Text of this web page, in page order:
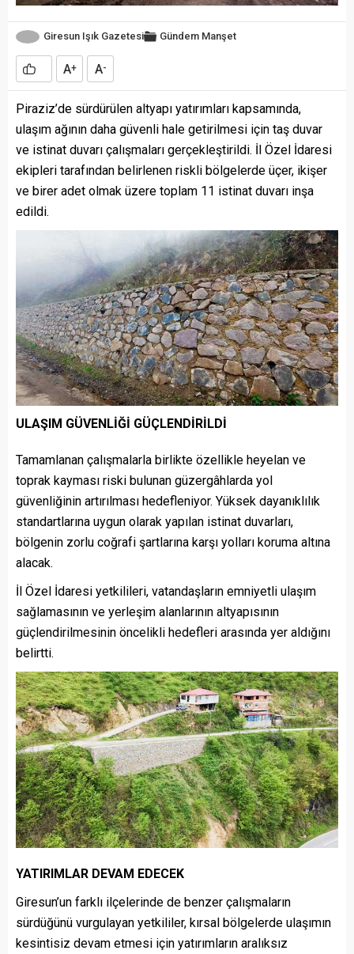
Giresun Işık Gazetesi Gündem Manşet
A+ A-
Piraziz’de sürdürülen altyapı yatırımları kapsamında,
ulaşım ağının daha güvenli hale getirilmesi için taş duvar
ve istinat duvarı çalışmaları gerçekleştirildi. İl Özel İdaresi
ekipleri tarafından belirlenen riskli bölgelerde üçer, ikişer
ve birer adet olmak üzere toplam 11 istinat duvarı inşa
edildi.
ULAŞIM GÜVENLİĞİ GÜÇLENDİRİLDİ
Tamamlanan çalışmalarla birlikte özellikle heyelan ve
toprak kayması riski bulunan güzergâhlarda yol
güvenliğinin artırılması hedefleniyor. Yüksek dayanıklılık
standartlarına uygun olarak yapılan istinat duvarları,
bölgenin zorlu coğrafi şartlarına karşı yolları koruma altına
alacak.
İl Özel İdaresi yetkilileri, vatandaşların emniyetli ulaşım
sağlamasının ve yerleşim alanlarının altyapısının
güçlendirilmesinin öncelikli hedefleri arasında yer aldığını
belirtti.
YATIRIMLAR DEVAM EDECEK
Giresun’un farklı ilçelerinde de benzer çalışmaların
sürdüğünü vurgulayan yetkililer, kırsal bölgelerde ulaşımın
kesintisiz devam etmesi için yatırımların aralıksız